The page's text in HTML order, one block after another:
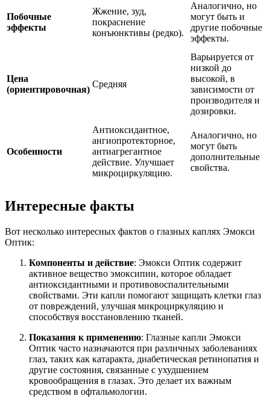
Побочные
эффекты
Жжение, зуд,
покраснение
конъюнктивы (редко).
Аналогично, но
могут быть и
другие побочные
эффекты.
Цена
(ориентировочная)
Средняя
Варьируется от
низкой до
высокой, в
зависимости от
производителя и
дозировки.
Особенности
Антиоксидантное,
ангиопротекторное,
антиагрегантное
действие. Улучшает
микроциркуляцию.
Аналогично, но
могут быть
дополнительные
свойства.
Интересные факты
Вот несколько интересных фактов о глазных каплях Эмокси
Оптик:
Компоненты и действие: Эмокси Оптик содержит
активное вещество эмоксипин, которое обладает
антиоксидантными и противовоспалительными
свойствами. Эти капли помогают защищать клетки глаз
от повреждений, улучшая микроциркуляцию и
способствуя восстановлению тканей.
Показания к применению: Глазные капли Эмокси
Оптик часто назначаются при различных заболеваниях
глаз, таких как катаракта, диабетическая ретинопатия и
другие состояния, связанные с ухудшением
кровообращения в глазах. Это делает их важным
средством в офтальмологии.